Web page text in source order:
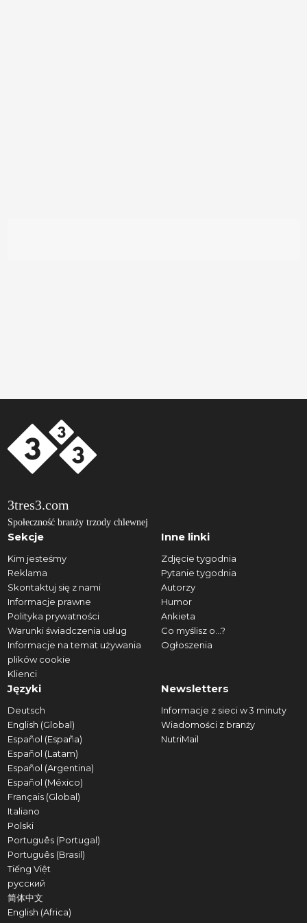
3tres3.com
Społeczność branży trzody chlewnej
Sekcje
Kim jesteśmy
Reklama
Skontaktuj się z nami
Informacje prawne
Polityka prywatności
Warunki świadczenia usług
Informacje na temat używania
plików cookie
Klienci
Inne linki
Zdjęcie tygodnia
Pytanie tygodnia
Autorzy
Humor
Ankieta
Co myślisz o...?
Ogłoszenia
Języki
Deutsch
English (Global)
Español (España)
Español (Latam)
Español (Argentina)
Español (México)
Français (Global)
Italiano
Polski
Português (Portugal)
Português (Brasil)
Tiếng Việt
русский
简体中文
English (Africa)
Newsletters
Informacje z sieci w 3 minuty
Wiadomości z branży
NutriMail